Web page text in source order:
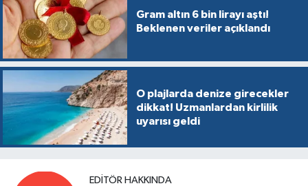
Gram altın 6 bin lirayı aştı!
Beklenen veriler açıklandı
O plajlarda denize girecekler
dikkat! Uzmanlardan kirlilik
uyarısı geldi
EDITÖR HAKKINDA